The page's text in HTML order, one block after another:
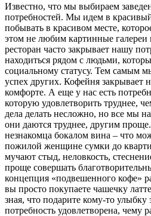
Известно, что мы выбираем
потребностей. Мы идем в
побывать в красивом месте,
этом не любим картинные
ресторан часто закрывает нашу
находиться рядом с людьми,
социальному статусу. Тем самым
успех других. Кофейня закрывает
комфорте. А еще у нас есть
которую удовлетворить труднее,
дела делать несложно, но все мы
они даются труднее, другим
незнакомца бокалом вина – что
пожилой женщине сумки до
мучают стыд, неловкость,
проще совершать
концепция «подвешенного кофе»
вы просто покупаете чашечку
зная, что подарите кому-то
потребность удовлетворена, чему